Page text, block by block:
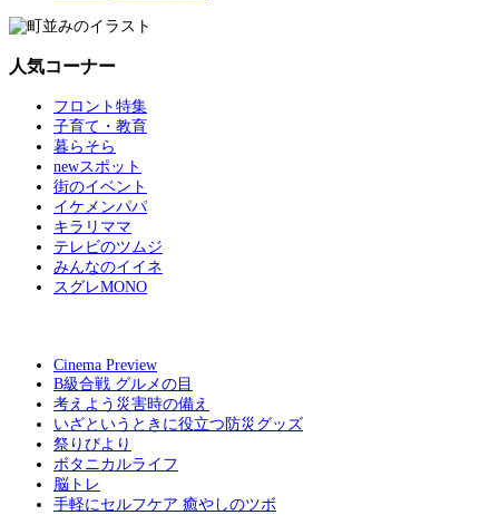
人気コーナー
フロント特集
子育て・教育
暮らそら
newスポット
街のイベント
イケメンパパ
キラリママ
テレビのツムジ
みんなのイイネ
スグレMONO
Cinema Preview
B級合戦 グルメの目
考えよう災害時の備え
いざというときに役立つ防災グッズ
祭りびより
ボタニカルライフ
脳トレ
手軽にセルフケア 癒やしのツボ